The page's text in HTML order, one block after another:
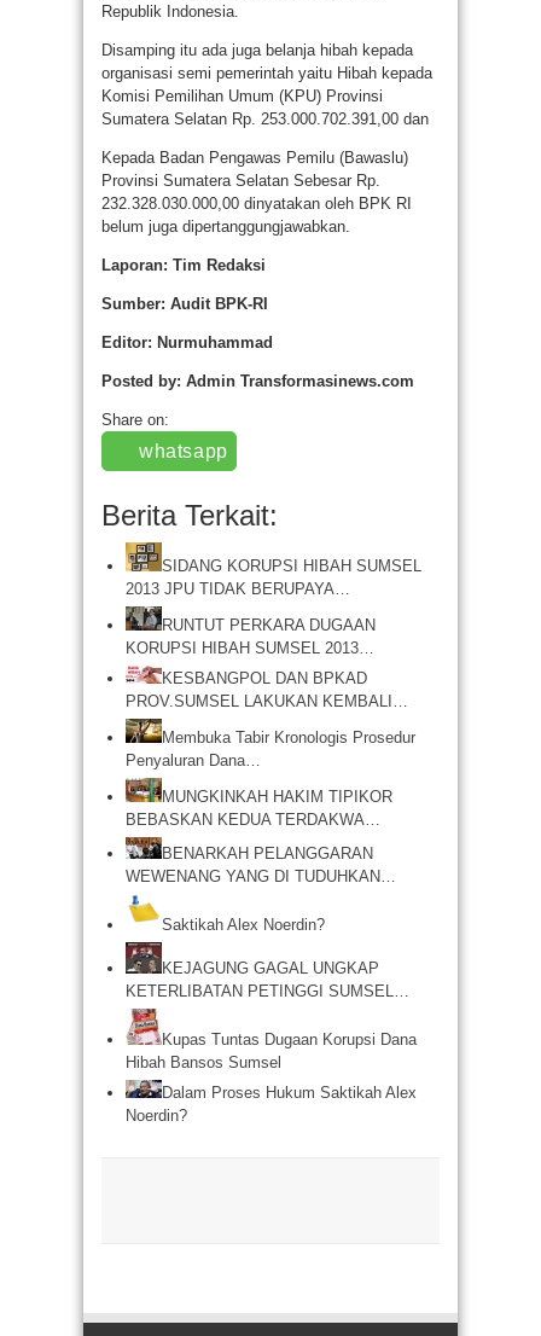
Republik Indonesia.
Disamping itu ada juga belanja hibah kepada
organisasi semi pemerintah yaitu Hibah kepada
Komisi Pemilihan Umum (KPU) Provinsi
Sumatera Selatan Rp. 253.000.702.391,00 dan
Kepada Badan Pengawas Pemilu (Bawaslu)
Provinsi Sumatera Selatan Sebesar Rp.
232.328.030.000,00 dinyatakan oleh BPK RI
belum juga dipertanggungjawabkan.
Laporan: Tim Redaksi
Sumber: Audit BPK-RI
Editor: Nurmuhammad
Posted by: Admin Transformasinews.com
Share on:
whatsapp
Berita Terkait:
SIDANG KORUPSI HIBAH SUMSEL
2013 JPU TIDAK BERUPAYA…
RUNTUT PERKARA DUGAAN
KORUPSI HIBAH SUMSEL 2013…
KESBANGPOL DAN BPKAD
PROV.SUMSEL LAKUKAN KEMBALI…
Membuka Tabir Kronologis Prosedur
Penyaluran Dana…
MUNGKINKAH HAKIM TIPIKOR
BEBASKAN KEDUA TERDAKWA…
BENARKAH PELANGGARAN
WEWENANG YANG DI TUDUHKAN…
Saktikah Alex Noerdin?
KEJAGUNG GAGAL UNGKAP
KETERLIBATAN PETINGGI SUMSEL…
Kupas Tuntas Dugaan Korupsi Dana
Hibah Bansos Sumsel
Dalam Proses Hukum Saktikah Alex
Noerdin?